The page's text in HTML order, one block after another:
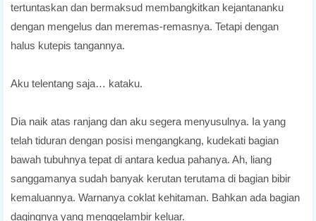
tertuntaskan dan bermaksud membangkitkan kejantananku
dengan mengelus dan meremas-remasnya. Tetapi dengan
halus kutepis tangannya.
Aku telentang saja… kataku.
Dia naik atas ranjang dan aku segera menyusulnya. Ia yang
telah tiduran dengan posisi mengangkang, kudekati bagian
bawah tubuhnya tepat di antara kedua pahanya. Ah, liang
sanggamanya sudah banyak kerutan terutama di bagian bibir
kemaluannya. Warnanya coklat kehitaman. Bahkan ada bagian
dagingnya yang menggelambir keluar.